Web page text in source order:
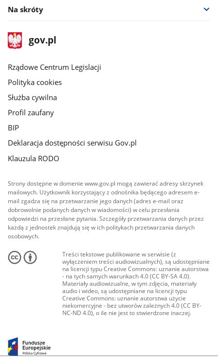
Na skróty
stopka
gov.plStrona
gov.pl
Rządowe Centrum Legislacji
Polityka cookies
Służba cywilna
Profil zaufany
BIP
Deklaracja dostępności serwisu Gov.pl
Klauzula RODO
Strony dostępne w domenie www.gov.pl mogą zawierać adresy skrzynek
mailowych. Użytkownik korzystający z odnośnika będącego adresem e-
mail zgadza się na przetwarzanie jego danych (adres e-mail oraz
dobrowolnie podanych danych w wiadomości) w celu przesłania
odpowiedzi na przesłane pytania. Szczegóły przetwarzania danych przez
każdą z jednostek znajdują się w ich politykach przetwarzania danych
osobowych.
Treści tekstowe publikowane w serwisie (z
wyłączeniem treści audiowizualnych), są udostępniane
na licencji typu Creative Commons: uznanie autorstwa
- na tych samych warunkach 4.0 (CC BY-SA 4.0).
Materiały audiowizualne, w tym zdjęcia, materiały
audio i wideo, są udostępniane na licencji typu
Creative Commons: uznanie autorstwa użycie
niekomercyjne - bez utworów zależnych 4.0 (CC BY-
NC-ND 4.0), o ile nie jest to stwierdzone inaczej.